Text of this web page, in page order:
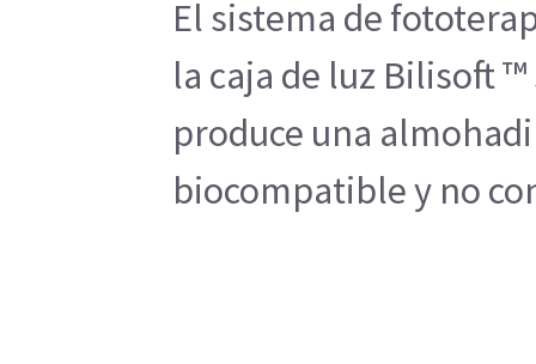
El sistema de
la caja de luz Bilisoft
produce una
biocompatible y no